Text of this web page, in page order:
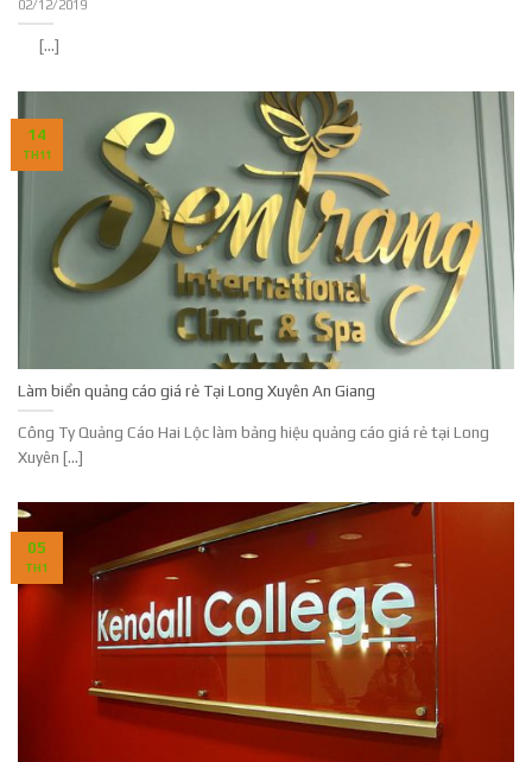
02/12/2019
[...]
Làm biển quảng cáo giá rẻ Tại Long Xuyên An Giang
Công Ty Quảng Cáo Hai Lộc làm bảng hiệu quảng cáo giá rẻ tại Long
Xuyên [...]
14
TH11
05
TH1